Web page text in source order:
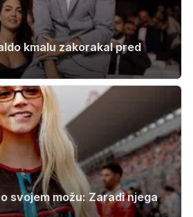
kmalu zakorakal pred
svojem možu: Zaradi njega